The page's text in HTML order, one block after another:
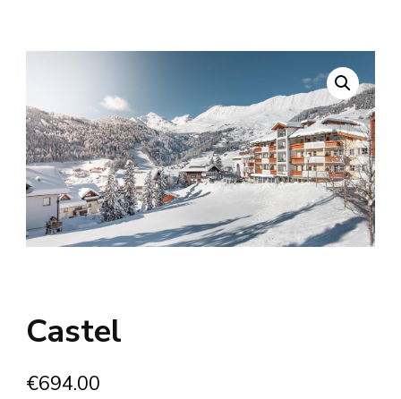
Castel
€694.00